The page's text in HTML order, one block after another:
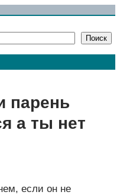
Поиск
парень
а ты нет
если он не